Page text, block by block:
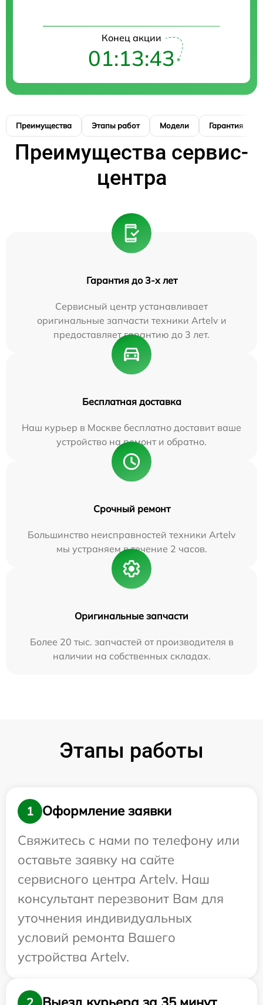
Конец акции
01:13:42
Преимущества Этапы работ Модели Гарантия
Преимущества сервис-
центра
Гарантия до 3-х лет
Сервисный центр устанавливает
оригинальные запчасти техники Artelv и
предоставляет гарантию до 3 лет.
Бесплатная доставка
Наш курьер в Москве бесплатно доставит ваше
устройство на ремонт и обратно.
Срочный ремонт
Большинство неисправностей техники Artelv
мы устраняем в течение 2 часов.
Оригинальные запчасти
Более 20 тыс. запчастей от производителя в
наличии на собственных складах.
Этапы работы
1
Оформление заявки
Свяжитесь с нами по телефону или
оставьте заявку на сайте
сервисного центра Artelv. Наш
консультант перезвонит Вам для
уточнения индивидуальных
условий ремонта Вашего
устройства Artelv.